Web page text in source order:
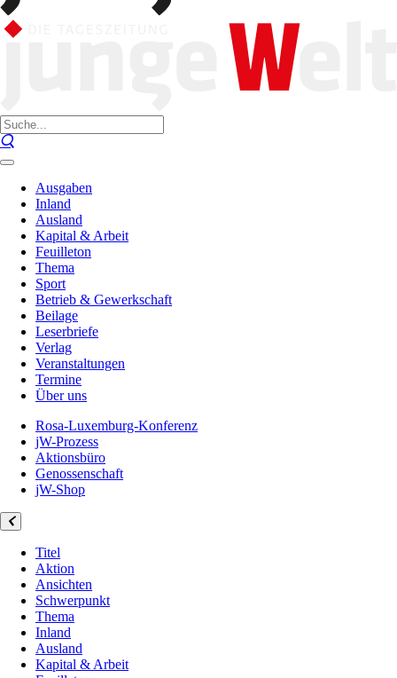
Ausgaben
Inland
Ausland
Kapital & Arbeit
Feuilleton
Thema
Sport
Betrieb & Gewerkschaft
Beilage
Leserbriefe
Verlag
Veranstaltungen
Termine
Über uns
Rosa-Luxemburg-Konferenz
jW-Prozess
Aktionsbüro
Genossenschaft
jW-Shop
Titel
Aktion
Ansichten
Schwerpunkt
Thema
Inland
Ausland
Kapital & Arbeit